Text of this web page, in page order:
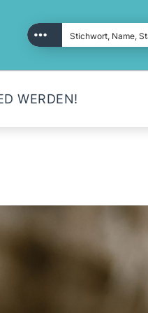
WERDEN!